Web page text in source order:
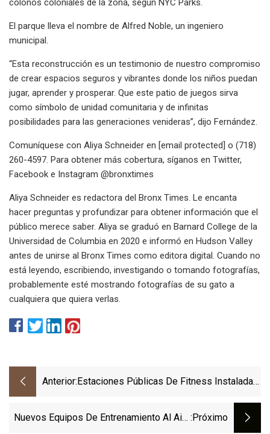
colonos coloniales de la zona, según NYC Parks.
El parque lleva el nombre de Alfred Noble, un ingeniero
municipal.
“Esta reconstrucción es un testimonio de nuestro compromiso
de crear espacios seguros y vibrantes donde los niños puedan
jugar, aprender y prosperar. Que este patio de juegos sirva
como símbolo de unidad comunitaria y de infinitas
posibilidades para las generaciones venideras”, dijo Fernández.
Comuníquese con Aliya Schneider en [email protected] o (718)
260-4597. Para obtener más cobertura, síganos en Twitter,
Facebook e Instagram @bronxtimes
Aliya Schneider es redactora del Bronx Times. Le encanta
hacer preguntas y profundizar para obtener información que el
público merece saber. Aliya se graduó en Barnard College de la
Universidad de Columbia en 2020 e informó en Hudson Valley
antes de unirse al Bronx Times como editora digital. Cuando no
está leyendo, escribiendo, investigando o tomando fotografías,
probablemente esté mostrando fotografías de su gato a
cualquiera que quiera verlas.
Anterior: Estaciones Públicas De Fitness Instaladas
Nuevos Equipos De Entrenamiento Al Aire :próximo